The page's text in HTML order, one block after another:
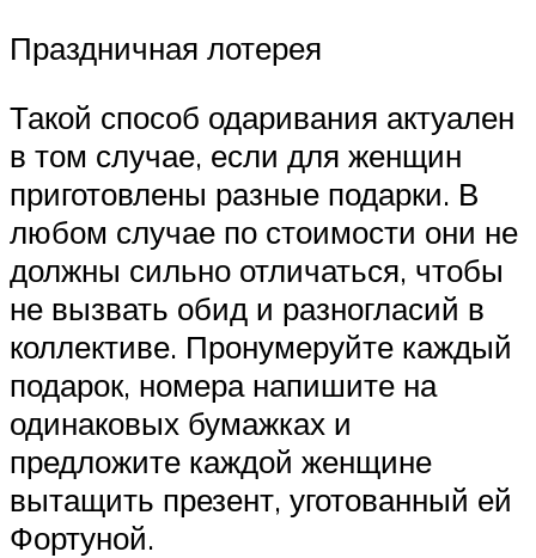
Праздничная лотерея
Такой способ одаривания актуален
в том случае, если для женщин
приготовлены разные подарки. В
любом случае по стоимости они не
должны сильно отличаться, чтобы
не вызвать обид и разногласий в
коллективе. Пронумеруйте каждый
подарок, номера напишите на
одинаковых бумажках и
предложите каждой женщине
вытащить презент, уготованный ей
Фортуной.